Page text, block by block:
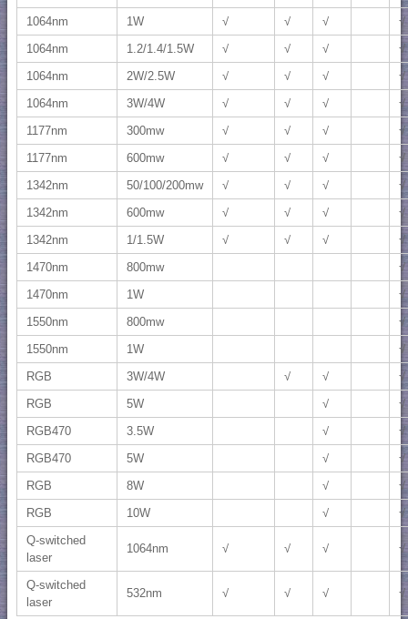
1064nm
1W √ √ √
√
1064nm
1.2/1.4/1.5W √ √ √
√
1064nm
2W/2.5W √ √ √
√
1064nm
3W/4W √ √ √
√
1177nm
300mw √ √ √
√
1177nm
600mw √ √ √
√
1342nm
50/100/200mw √ √ √
√
1342nm
600mw √ √ √
√
1342nm
1/1.5W √ √ √
√
1470nm
800mw
√
1470nm
1W
√
1550nm
800mw
√
1550nm
1W
√
RGB
3W/4W √ √
√
RGB
5W √
√
RGB470
3.5W √
√
RGB470
5W √
√
RGB
8W √
√
RGB
10W √
√
Q-switched
laser
1064nm √ √ √ √
Q-switched
laser
532nm √ √ √ √